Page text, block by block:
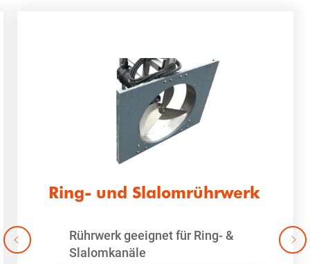
Ring- und Slalomrührwerk
Rührwerk geeignet für Ring- &
Slalomkanäle